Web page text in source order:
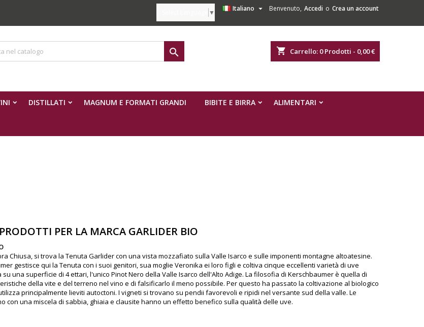
Benvenuto, Accedi o Crea un account
Italiano 
▼
shopping_cart Carrello: 0Prodotti - 0,00 €

DISTILLATI MAGNUM E FORMATI GRANDI BIBITE E BIRRA ALIMENTARI
PER LA MARCA GARLIDER BIO
Chiusa, si trova la Tenuta Garlider con una vista mozzafiato sulla Valle Isarco e sulle imponenti montagne altoatesine.
gestisce qui la Tenuta con i suoi genitori, sua moglie Veronika ei loro figli e coltiva cinque eccellenti varietà di uve
una superficie di 4 ettari, l'unico Pinot Nero della Valle Isarco dell'Alto Adige. La filosofia di Kerschbaumer è quella di
della vite e del terreno nel vino e di falsificarlo il meno possibile. Per questo ha passato la coltivazione al biologico
principalmente lieviti autoctoni. I vigneti si trovano su pendii favorevoli e ripidi nel versante sud della valle. Le
con una miscela di sabbia, ghiaia e clausite hanno un effetto benefico sulla qualità delle uve.